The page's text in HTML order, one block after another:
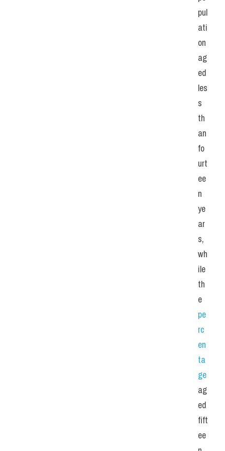
pul
ati
on
ag
ed
les
s
th
an
fo
urt
ee
n
ye
ar
s,
wh
ile
th
pe
rc
en
ta
ge
ag
ed
fift
ee